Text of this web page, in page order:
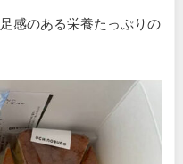
感のある栄養たっぷりの